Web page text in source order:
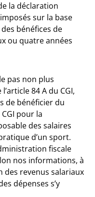
la déclaration
sur la base
bénéfices de
ou quatre années
pas non plus
84 A du CGI,
de bénéficier du
pour la
des salaires
d’un sport.
fiscale
nos informations, à
des revenus salariaux
dépenses s’y